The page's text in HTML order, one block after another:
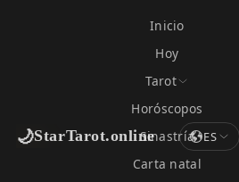
🌙StarTarot.online
Inicio
Hoy
Tarot
Horóscopos
Sinastría
Carta natal
ES